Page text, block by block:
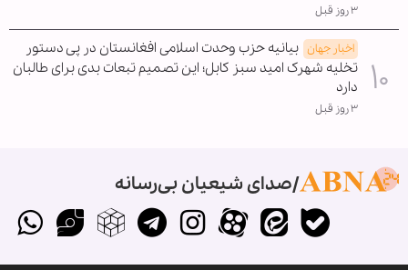
۳ روز قبل
اخبار جهان بیانیه حزب وحدت اسلامی افغانستان در پی دستور
تخلیه شهرک امید سبز کابل؛ این تصمیم تبعات بدی برای طالبان
دارد
۳ روز قبل
صدای شیعیان بی‌رسانه